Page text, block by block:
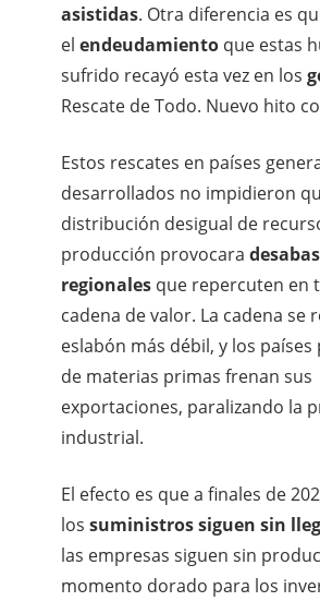
asistidas. Otra diferencia es
el endeudamiento que estas
sufrido recayó esta vez en los
Rescate de Todo. Nuevo hito
Estos rescates en países
desarrollados no impidieron
distribución desigual de
producción provocara
regionales que repercuten en
cadena de valor. La cadena se
eslabón más débil, y los
de materias primas frenan sus
exportaciones, paralizando la
industrial.
El efecto es que a finales de
los suministros siguen sin
las empresas siguen sin
momento dorado para los